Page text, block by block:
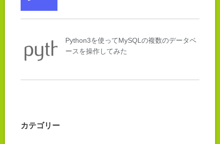
Python3を使ってMySQLの複数のデータベ
ースを操作してみた
カテゴリー